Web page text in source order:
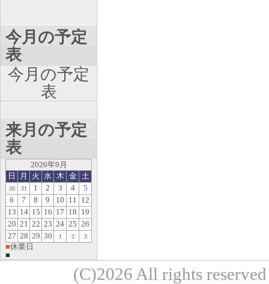
今月の予定
表
今月の予定
表
来月の予定
表
2026年9月
日
月 火 水 木 金 土
30 31 1 2 3 4
5
6
7 8 9 10 11
12
13 14 15 16 17 18 19
20 21 22 23 24 25 26
27 28 29 30 1 2 3
■休業日
■
(C)2026 All rights